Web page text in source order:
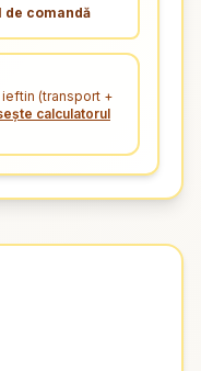
comandă
(transport +
calculatorul